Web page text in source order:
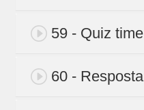
59 - Quiz time
60 - Resposta